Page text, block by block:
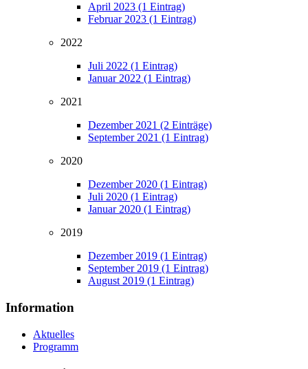
April 2023 (1 Eintrag)
Februar 2023 (1 Eintrag)
2022
Juli 2022 (1 Eintrag)
Januar 2022 (1 Eintrag)
2021
Dezember 2021 (2 Einträge)
September 2021 (1 Eintrag)
2020
Dezember 2020 (1 Eintrag)
Juli 2020 (1 Eintrag)
Januar 2020 (1 Eintrag)
2019
Dezember 2019 (1 Eintrag)
September 2019 (1 Eintrag)
August 2019 (1 Eintrag)
Information
Aktuelles
Programm